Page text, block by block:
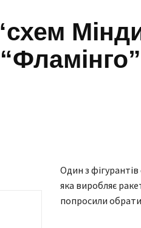
Один з
яка виробляє
попросили обрати